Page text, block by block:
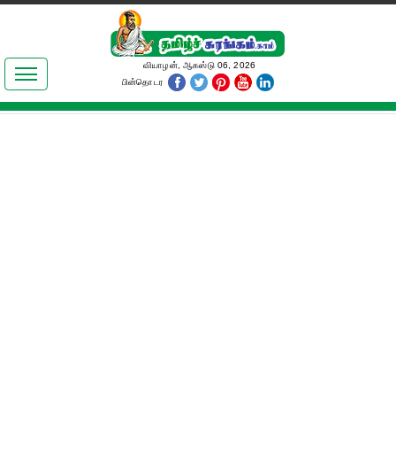
இலக்கியங்கள்
தமிழ் உலகம்
வியாழன், ஆகஸ்டு 06, 2026
பின்தொடர